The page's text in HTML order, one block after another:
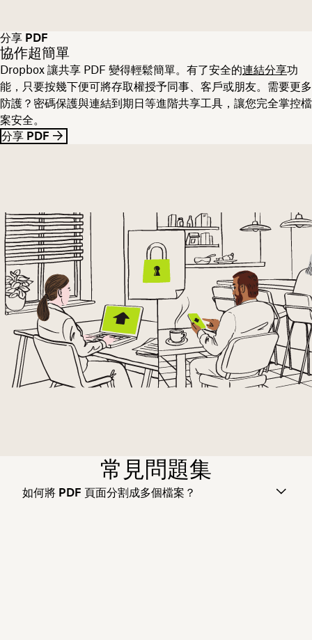
分享 PDF
協作超簡單
Dropbox 讓共享 PDF 變得輕鬆簡單。有了安全的連結分享功
能，只要按幾下便可將存取權授予同事、客戶或朋友。需要更多
防護？密碼保護與連結到期日等進階共享工具，讓您完全掌控檔
案安全。
分享 PDF
常見問題集
如何將 PDF 頁面分割成多個檔案？